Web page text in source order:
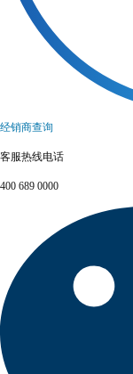
经销商查询
客服热线电话
400 689 0000